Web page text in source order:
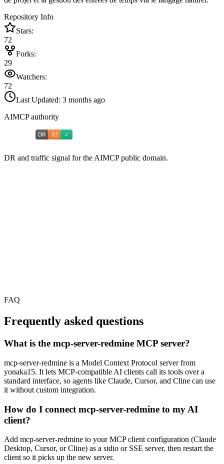
Repository Info
Stars:
72
Forks:
29
Watchers:
72
Last Updated: 3 months ago
AIMCP authority
DR and traffic signal for the AIMCP public domain.
FAQ
Frequently asked questions
What is the mcp-server-redmine MCP server?
mcp-server-redmine is a Model Context Protocol server from
yonaka15. It lets MCP-compatible AI clients call its tools over a
standard interface, so agents like Claude, Cursor, and Cline can use
it without custom integration.
How do I connect mcp-server-redmine to my AI
client?
Add mcp-server-redmine to your MCP client configuration (Claude
Desktop, Cursor, or Cline) as a stdio or SSE server, then restart the
client so it picks up the new server.